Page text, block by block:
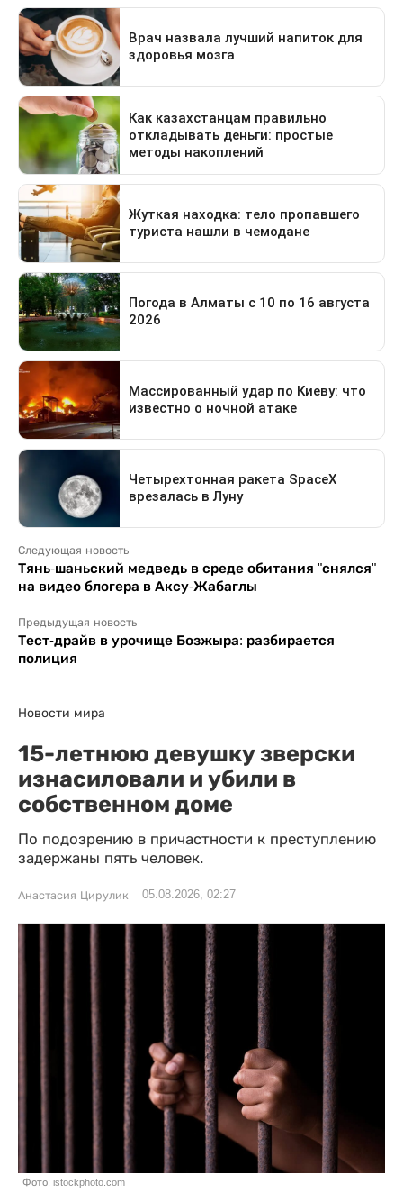
Следующая новость
Тянь-шаньский медведь в среде обитания "снялся"
на видео блогера в Аксу-Жабаглы
Предыдущая новость
Тест-драйв в урочище Бозжыра: разбирается
полиция
Новости мира
15-летнюю девушку зверски
изнасиловали и убили в
собственном доме
По подозрению в причастности к преступлению
задержаны пять человек.
Анастасия Цирулик 05.08.2026, 02:27
Фото: istockphoto.com